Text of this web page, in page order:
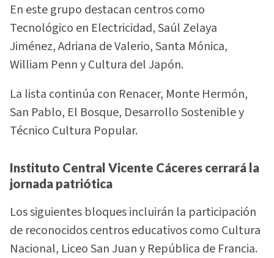
En este grupo destacan centros como
Tecnológico en Electricidad, Saúl Zelaya
Jiménez, Adriana de Valerio, Santa Mónica,
William Penn y Cultura del Japón.
La lista continúa con Renacer, Monte Hermón,
San Pablo, El Bosque, Desarrollo Sostenible y
Técnico Cultura Popular.
Instituto Central Vicente Cáceres cerrará la
jornada patriótica
Los siguientes bloques incluirán la participación
de reconocidos centros educativos como Cultura
Nacional, Liceo San Juan y República de Francia.